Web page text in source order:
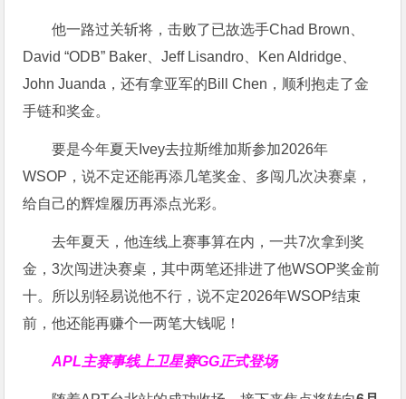
他一路过关斩将，击败了已故选手Chad Brown、
David “ODB” Baker、Jeff Lisandro、Ken Aldridge、
John Juanda，还有拿亚军的Bill Chen，顺利抱走了金
手链和奖金。
要是今年夏天Ivey去拉斯维加斯参加2026年
WSOP，说不定还能再添几笔奖金、多闯几次决赛桌，
给自己的辉煌履历再添点光彩。
去年夏天，他连线上赛事算在内，一共7次拿到奖
金，3次闯进决赛桌，其中两笔还排进了他WSOP奖金前
十。所以别轻易说他不行，说不定2026年WSOP结束
前，他还能再赚个一两笔大钱呢！
APL主赛事线上卫星赛GG正式登场